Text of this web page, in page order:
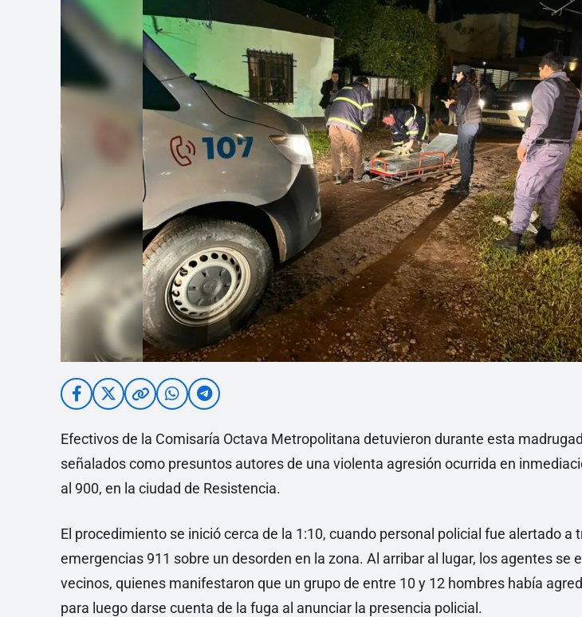
Linea
Efectivos de la Comisaría Octava Metropolitana detuvieron durante esta
señalados como presuntos autores de una violenta agresión ocurrida en
al 900, en la ciudad de Resistencia.
El procedimiento se inició cerca de la 1:10, cuando personal policial fue alertado a
emergencias 911 sobre un desorden en la zona. Al arribar al lugar, los agentes se
vecinos, quienes manifestaron que un grupo de entre 10 y 12 hombres había
para luego darse cuenta de la fuga al anunciar la presencia policial.